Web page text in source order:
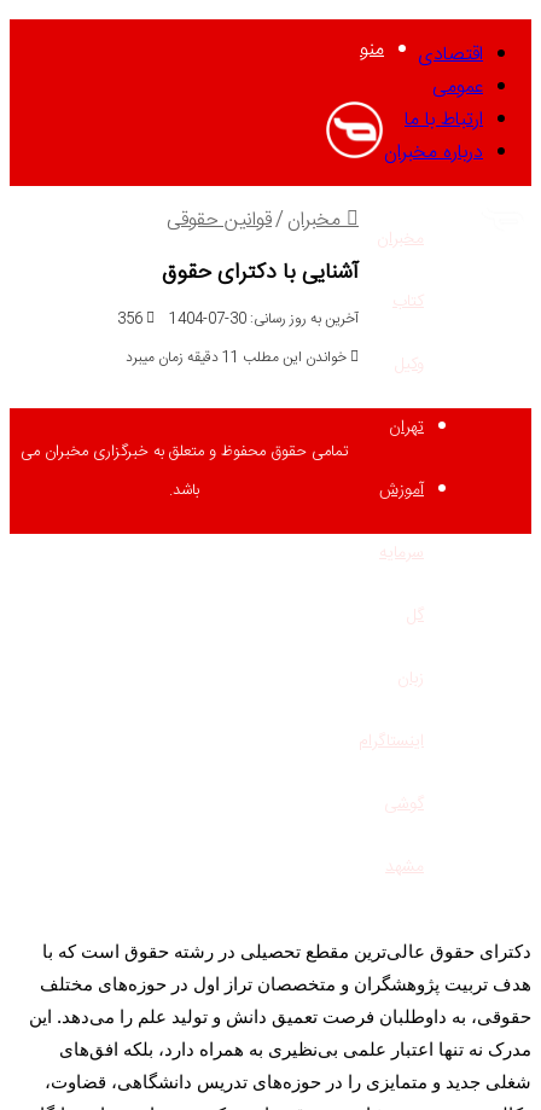
اقتصادی
عمومی
ارتباط با ما
درباره مخبران
منو
مخبران
کتاب
وکیل
تهران
آموزش
سرمایه
گل
زبان
اینستاگرام
گوشی
مشهد
مخبران/قوانین حقوقی
آشنایی با دکترای حقوق
آخرین به روز رسانی: 30-07-1404
356
خواندن این مطلب 11 دقیقه زمان میبرد
دکترای حقوق عالی‌ترین مقطع تحصیلی در رشته حقوق است که با
هدف تربیت پژوهشگران و متخصصان تراز اول در حوزه‌های مختلف
حقوقی، به داوطلبان فرصت تعمیق دانش و تولید علم را می‌دهد. این
مدرک نه تنها اعتبار علمی بی‌نظیری به همراه دارد، بلکه افق‌های
شغلی جدید و متمایزی را در حوزه‌های تدریس دانشگاهی، قضاوت،
تمامی حقوق محفوظ و متعلق به خبرگزاری مخبران می
باشد.